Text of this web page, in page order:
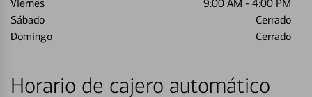
Viernes
9:00 AM - 4:00 PM
Sábado
Cerrado
Domingo
Cerrado
Horario de cajero automático